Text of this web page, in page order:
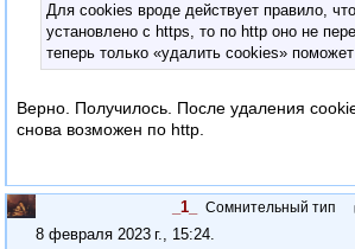
Для cookies вроде действует правило,
установлено с https, то по http оно не
теперь только «удалить cookies» поможет
Верно. Получилось. После удаления
снова возможен по http.
_1_ Сомнительный тип
8 февраля 2023 г., 15:24